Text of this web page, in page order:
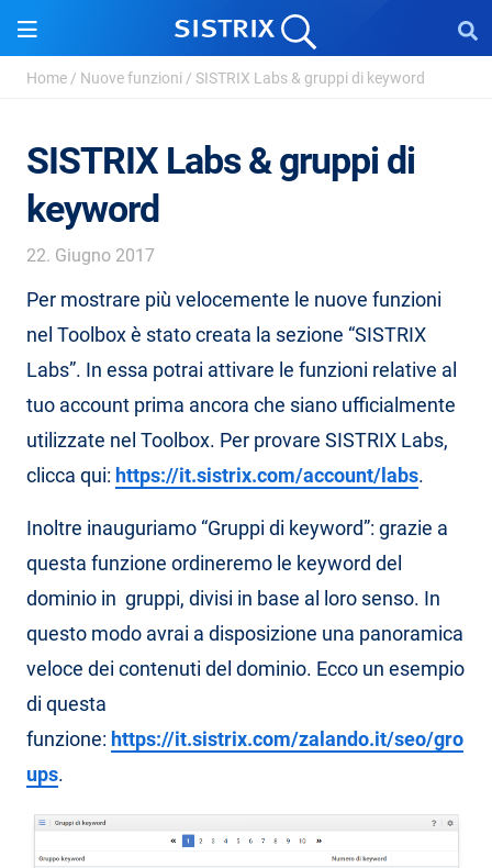
Home / Nuove funzioni / SISTRIX Labs & gruppi di keyword
SISTRIX Labs & gruppi di
keyword
22. Giugno 2017
Per mostrare più velocemente le nuove funzioni
nel Toolbox è stato creata la sezione “SISTRIX
Labs”. In essa potrai attivare le funzioni relative al
tuo account prima ancora che siano ufficialmente
utilizzate nel Toolbox. Per provare SISTRIX Labs,
clicca qui: https://it.sistrix.com/account/labs.
Inoltre inauguriamo “Gruppi di keyword”: grazie a
questa funzione ordineremo le keyword del
dominio in gruppi, divisi in base al loro senso. In
questo modo avrai a disposizione una panoramica
veloce dei contenuti del dominio. Ecco un esempio
di questa
funzione: https://it.sistrix.com/zalando.it/seo/gro
ups.